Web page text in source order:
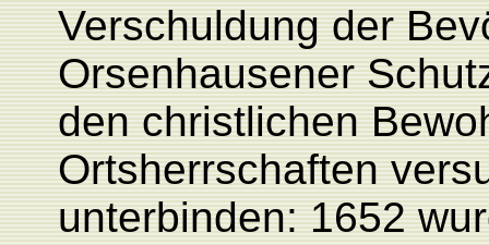
Verschuldung der
Orsenhausener
den christlichen
Ortsherrschaften
unterbinden: 1652